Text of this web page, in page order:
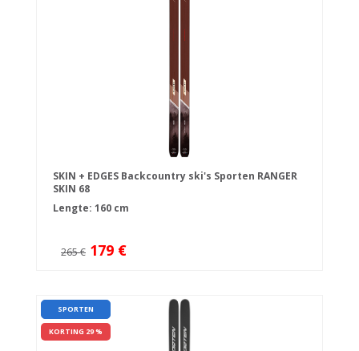
SKIN + EDGES Backcountry ski's Sporten RANGER
SKIN 68
Lengte: 160 cm
265 € 179 €
SPORTEN
KORTING 29 %